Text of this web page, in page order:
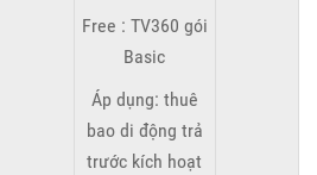
Free : TV360 gói
Basic
Áp dụng: thuê
bao di động trả
trước kích hoạt